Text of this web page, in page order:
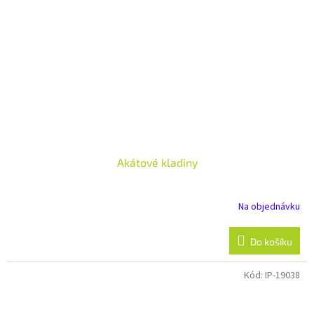
Akátové kladiny
Na objednávku
Do košíku
Kód: IP-19038